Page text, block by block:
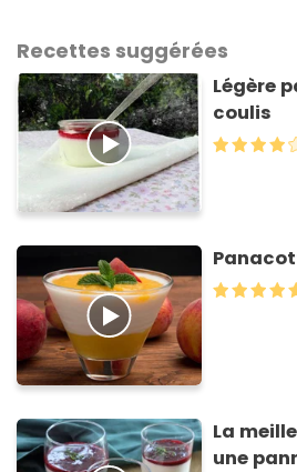
Recettes suggérées
Légère
coulis
La
une